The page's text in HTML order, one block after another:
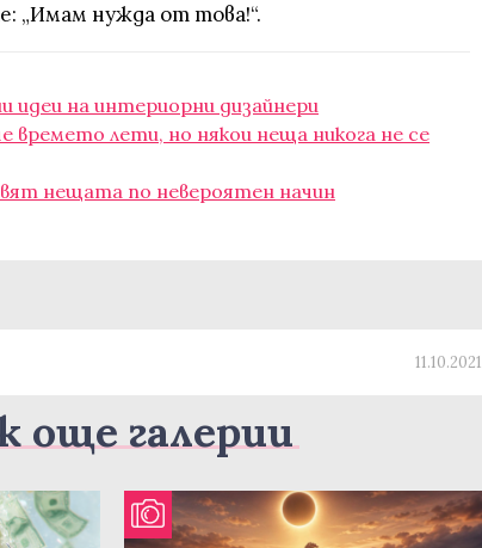
„Имам нужда от това!“.
идеи на интериорни дизайнери
времето лети, но някои неща никога не се
нещата по невероятен начин
11.10.2021
още галерии